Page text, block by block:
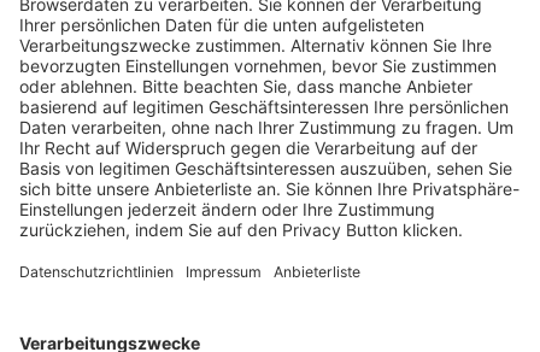
Trainerausbildung
Schulungsangebot Vereinsmitarbeiter
BFV-Geschäftsstellen
Trainerbörse
Login SpielPlus
FOLGE DEM BFV